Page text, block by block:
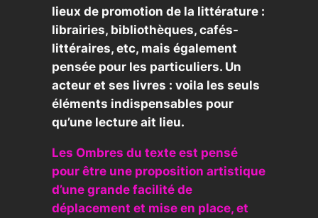
lieux de promotion de la littérature :
librairies, bibliothèques, cafés-
littéraires, etc, mais également
pensée pour les particuliers. Un
acteur et ses livres : voila les seuls
éléments indispensables pour
qu’une lecture ait lieu.
Les Ombres du texteest pensé
pour être une proposition artistique
d’une grande facilité de
déplacement et mise en place, et